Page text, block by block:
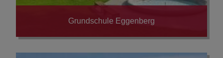
Grundschule Eggenberg